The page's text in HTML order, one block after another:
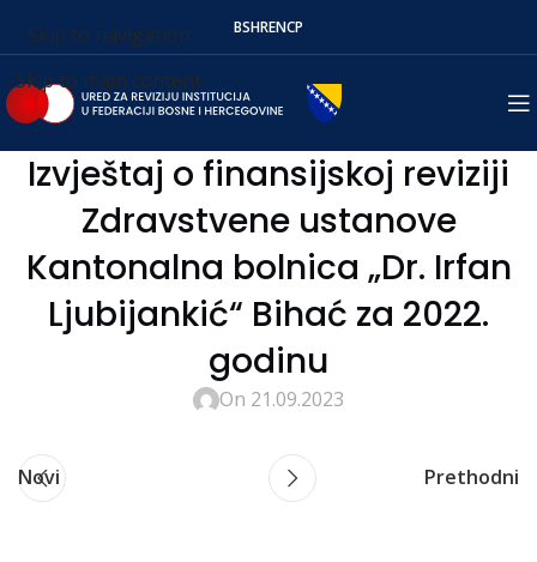
Skip to navigation
Skip to main content
BSHRENСР
Izvještaj o finansijskoj reviziji
Zdravstvene ustanove
Kantonalna bolnica „Dr. Irfan
Ljubijankić“ Bihać za 2022.
godinu
On 21.09.2023
Novi Prethodni